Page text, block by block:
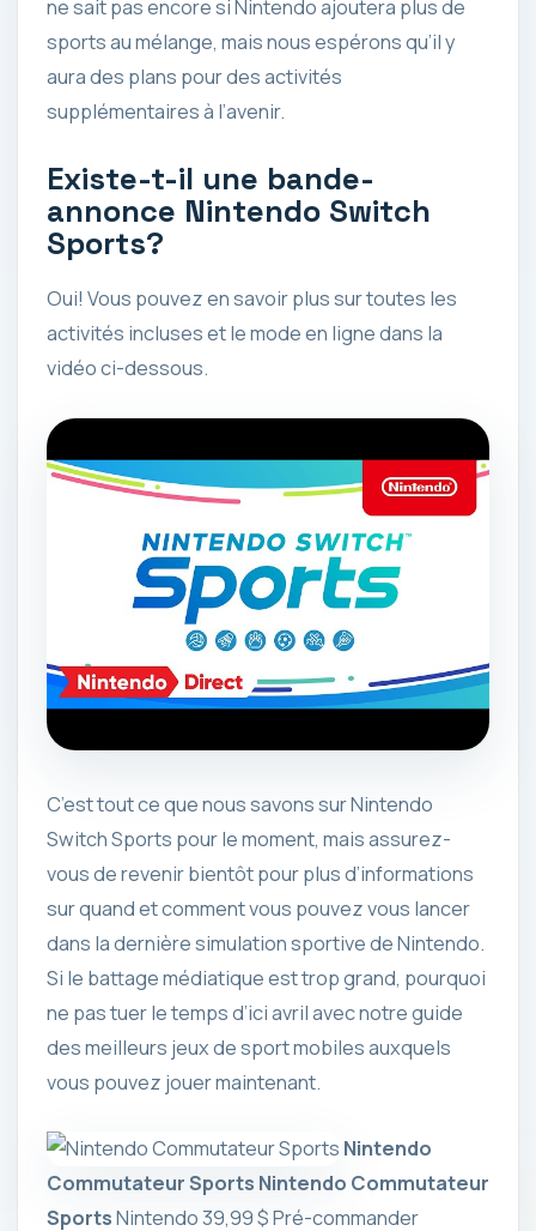
ne sait pas encore si Nintendo ajoutera plus de
sports au mélange, mais nous espérons qu’il y
aura des plans pour des activités
supplémentaires à l’avenir.
Existe-t-il une bande-
annonce Nintendo Switch
Sports?
Oui! Vous pouvez en savoir plus sur toutes les
activités incluses et le mode en ligne dans la
vidéo ci-dessous.
C’est tout ce que nous savons sur Nintendo
Switch Sports pour le moment, mais assurez-
vous de revenir bientôt pour plus d’informations
sur quand et comment vous pouvez vous lancer
dans la dernière simulation sportive de Nintendo.
Si le battage médiatique est trop grand, pourquoi
ne pas tuer le temps d’ici avril avec notre guide
des meilleurs jeux de sport mobiles auxquels
vous pouvez jouer maintenant.
Nintendo
Commutateur Sports Nintendo Commutateur
SportsNintendo39,99 $Pré-commander